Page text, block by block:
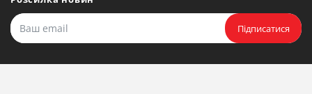
Підписатися